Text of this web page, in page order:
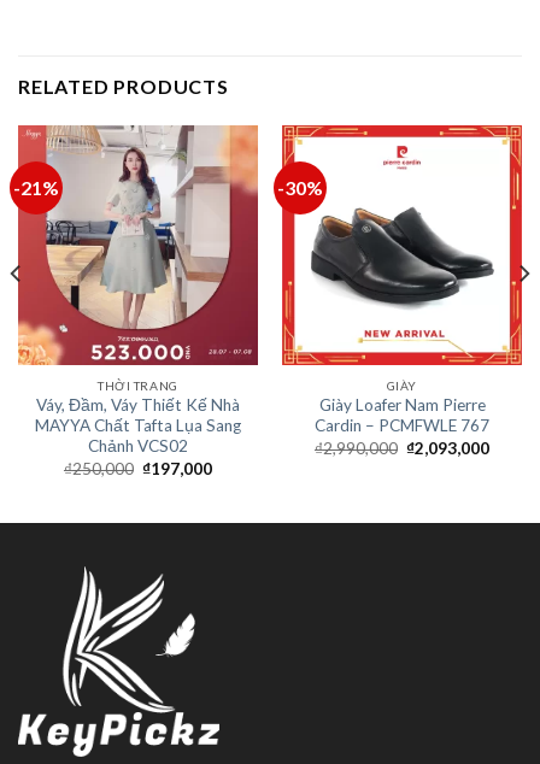
RELATED PRODUCTS
-21%
THỜI TRANG
Váy, Đầm, Váy Thiết Kế Nhà
MAYYA Chất Tafta Lụa Sang
Chảnh VCS02
₫250,000 ₫197,000
-30%
GIÀY
Giày Loafer Nam Pierre
Cardin – PCMFWLE 767
₫2,990,000 ₫2,093,000